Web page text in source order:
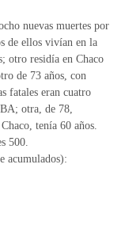
nuevas muertes por
de ellos vivían en la
otro residía en Chaco
de 73 años, con
fatales eran cuatro
otra, de 78,
tenía 60 años.
500.
acumulados):